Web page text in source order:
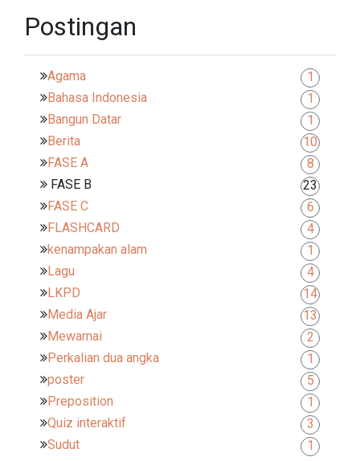
Postingan
Agama
1
Bahasa Indonesia
1
Bangun Datar
1
Berita
10
FASE A
8
FASE B
23
FASE C
6
FLASHCARD
4
kenampakan alam
1
Lagu
4
LKPD
14
Media Ajar
13
Mewarnai
2
Perkalian dua angka
1
poster
5
Preposition
1
Quiz interaktif
3
Sudut
1